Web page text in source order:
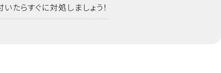
たらすぐに対処しましょう！